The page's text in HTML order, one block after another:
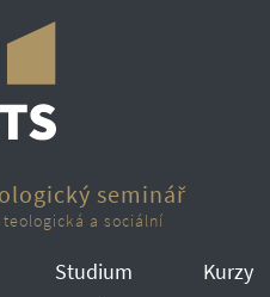
seminář
a sociální
Studium
Kurzy